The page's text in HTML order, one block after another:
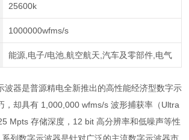
25600k
1000000wfms/s
能源,电子/电池,航空航天,汽车及零部件,电气
波器是普源精电全新推出的高性能经济型数字示
，却具有 1,000,000 wfms/s 波形捕获率（Ultra
Mpts 存储深度， 12 bit 高分辨率和低噪声等性